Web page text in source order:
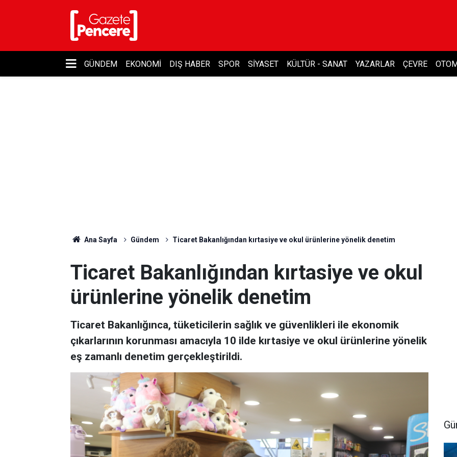
GÜNDEM EKONOMI DIŞ HABER SPOR SIYASET KÜLTÜR - SANAT YAZARLAR ÇEVRE
Ana Sayfa Gündem Ticaret Bakanlığından kırtasiye ve okul ürünlerine yönelik denetim
Ticaret Bakanlığından kırtasiye ve okul
ürünlerine yönelik denetim
Ticaret Bakanlığınca, tüketicilerin sağlık ve güvenlikleri ile ekonomik
çıkarlarının korunması amacıyla 10 ilde kırtasiye ve okul ürünlerine yönelik
eş zamanlı denetim gerçekleştirildi.